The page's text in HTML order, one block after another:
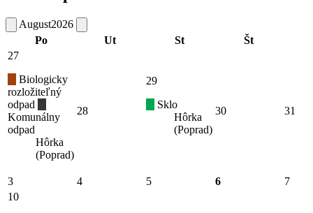
August2026
Po
Ut St Št
27
Biologicky
rozložiteľný
odpad
Komunálny
odpad
Hôrka
(Poprad)
28
29
Sklo
Hôrka
(Poprad)
30 31
3 4 5 6
7
10